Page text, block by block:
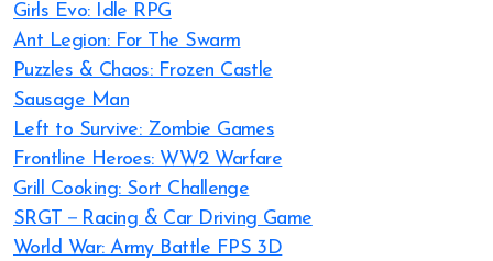
Girls Evo: Idle RPG
Ant Legion: For The Swarm
Puzzles & Chaos: Frozen Castle
Sausage Man
Left to Survive: Zombie Games
Frontline Heroes: WW2 Warfare
Grill Cooking: Sort Challenge
SRGT－Racing & Car Driving Game
World War: Army Battle FPS 3D